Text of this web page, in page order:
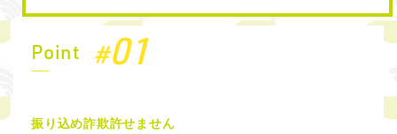
Point #01
振り込め詐欺許せません